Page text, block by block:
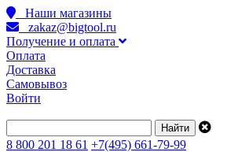
Наши магазины
zakaz@bigtool.ru
Получение и оплата
Оплата
Доставка
Самовывоз
Войти
8 800 201 18 61 +7(495) 661-79-99